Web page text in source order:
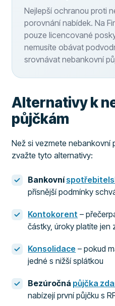
Nejlepší ochranou proti
porovnání nabídek. Na
pouze licencované
nemusíte obávat
srovnávat nebankovní
Alternativy k
půjčkám
Než si vezmete nebankovní
zvažte tyto alternativy:
Bankovní
přísnější podmínky
Kontokorent –
částky, úroky platíte jen
Konsolidace – pokud
jedné s nižší splátkou
Bezúročná půjčka
nabízejí první půjčku s